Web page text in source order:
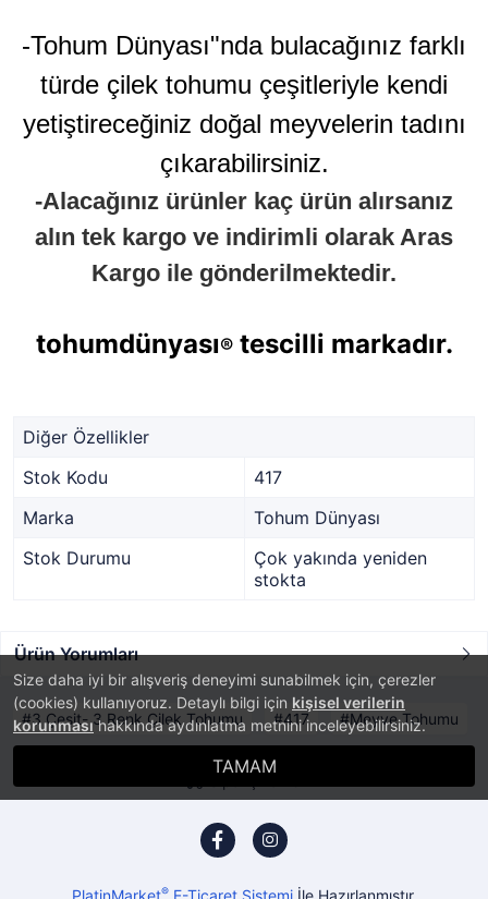
Size daha iyi bir alışveriş deneyimi sunabilmek için, çerezler
(cookies) kullanıyoruz. Detaylı bilgi için kişisel verilerin
korunmasıhakkında aydınlatma metnini inceleyebilirsiniz.
TAMAM
-Tohum Dünyası"nda bulacağınız farklı
türde çilek tohumu çeşitleriyle kendi
yetiştireceğiniz doğal meyvelerin tadını
çıkarabilirsiniz.
-Alacağınız ürünler kaç ürün alırsanız
alın tek kargo ve indirimli olarak Aras
Kargo ile gönderilmektedir.
tohumdünyası®tescilli markadır.
Diğer Özellikler
Stok Kodu
417
Marka
Tohum Dünyası
Stok Durumu
Çok yakında yeniden
stokta
Ürün Yorumları
3 Çeşit- 3 Renk Çilek Tohumu 417 Meyve Tohumu
®